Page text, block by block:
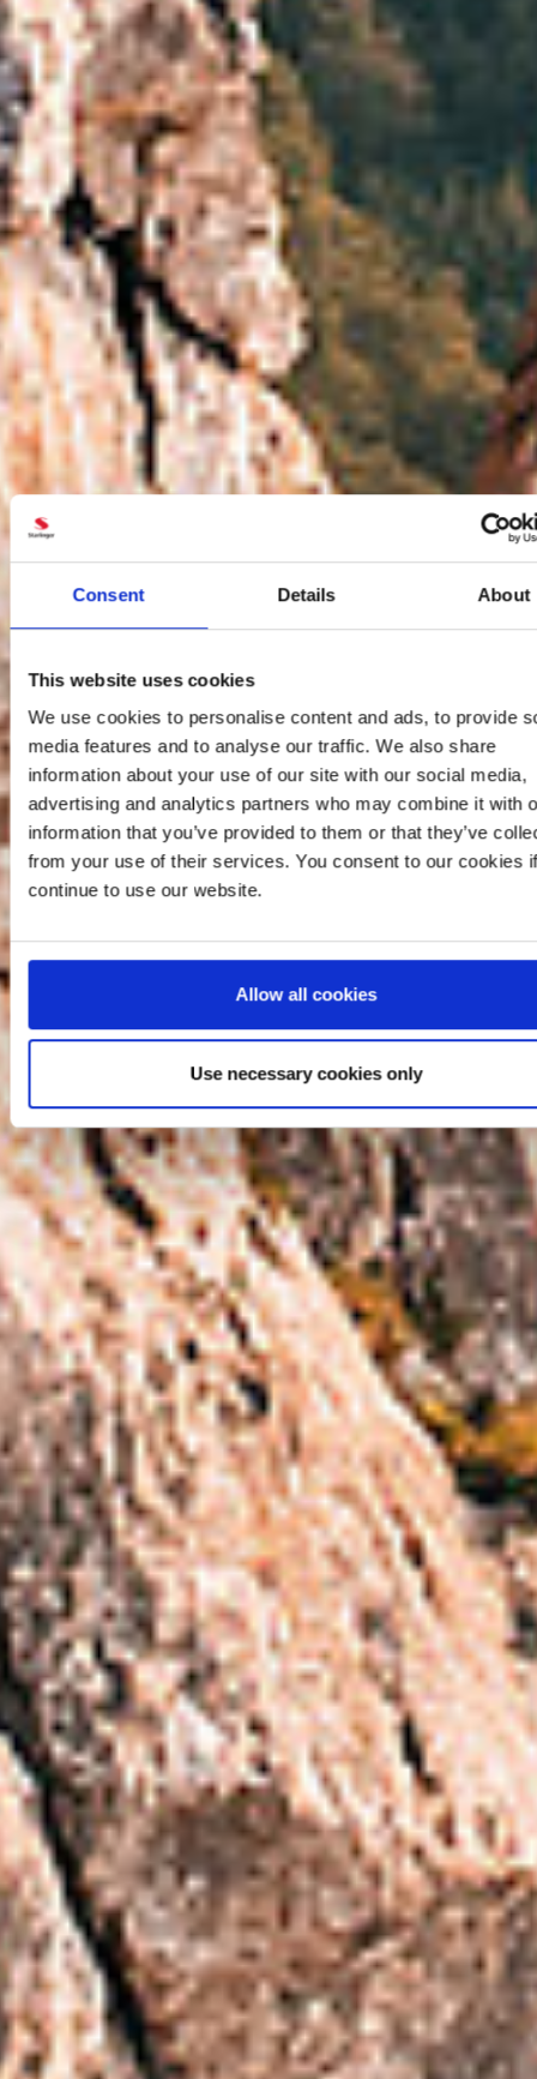
Consent Details About
This website uses cookies
We use cookies to personalise content and ads, to provide
media features and to analyse our traffic. We also share
information about your use of our site with our social media,
advertising and analytics partners who may combine it with
information that you’ve provided to them or that they’ve
from your use of their services. You consent to our cookies
continue to use our website.
Allow all cookies
Use necessary cookies only